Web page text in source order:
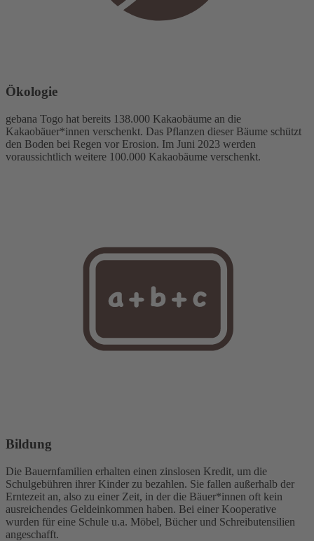
Ökologie
gebana Togo hat bereits 138.000 Kakaobäume an die
Kakaobäuer*innen verschenkt. Das Pflanzen dieser Bäume schützt
den Boden bei Regen vor Erosion. Im Juni 2023 werden
voraussichtlich weitere 100.000 Kakaobäume verschenkt.
Bildung
Die Bauernfamilien erhalten einen zinslosen Kredit, um die
Schulgebühren ihrer Kinder zu bezahlen. Sie fallen außerhalb der
Erntezeit an, also zu einer Zeit, in der die Bäuer*innen oft kein
ausreichendes Geldeinkommen haben. Bei einer Kooperative
wurden für eine Schule u.a. Möbel, Bücher und Schreibutensilien
angeschafft.